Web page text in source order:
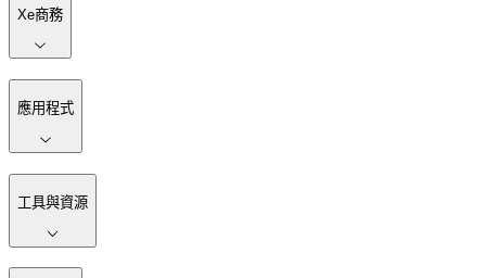
Xe商務
應用程式
工具與資源